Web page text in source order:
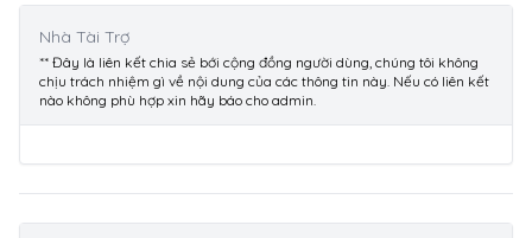
Nhà Tài Trợ
** Đây là liên kết chia sẻ bới cộng đồng người dùng, chúng tôi không
chịu trách nhiệm gì về nội dung của các thông tin này. Nếu có liên kết
nào không phù hợp xin hãy báo cho admin.